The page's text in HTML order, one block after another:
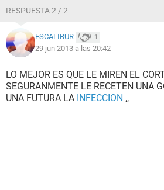
RESPUESTA 2 / 2
ESCALIBUR 1
29 jun 2013 a las 20:42
LO MEJOR ES QUE LE MIREN EL
SEGURANMENTE LE RECETEN UNA
UNA FUTURA LA INFECCION ,,